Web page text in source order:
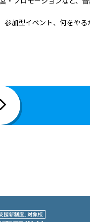
参加型イベント、何をやる